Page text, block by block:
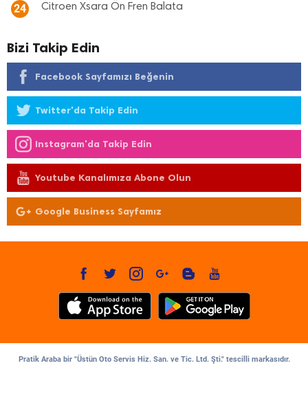
24 Citroen Xsara Ön Fren Balata
Bizi Takip Edin
Facebook Sayfamızı Beğenin
Twitter'da Takip Edin
Instagram'da Takip Edin
Youtube Kanalımıza Abone Olun
Google Business Sayfamız
Pratik Araba bir "Üstün Oto Servis Hiz. San. ve Tic. Ltd. Şti." tescilli markasıdır.